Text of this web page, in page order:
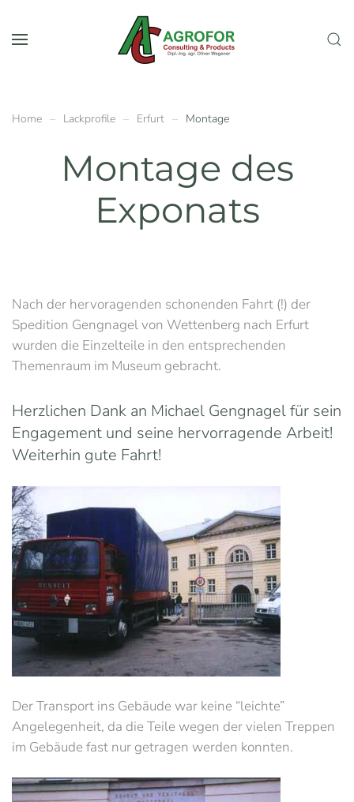
Skip to main content
Home Lackprofile Erfurt Montage
Montage des
Exponats
Nach der hervoragenden schonenden Fahrt (!) der
Spedition Gengnagel von Wettenberg nach Erfurt
wurden die Einzelteile in den entsprechenden
Themenraum im Museum gebracht.
Herzlichen Dank an Michael Gengnagel für sein
Engagement und seine hervorragende Arbeit!
Weiterhin gute Fahrt!
Der Transport ins Gebäude war keine “leichte”
Angelegenheit, da die Teile wegen der vielen Treppen
im Gebäude fast nur getragen werden konnten.